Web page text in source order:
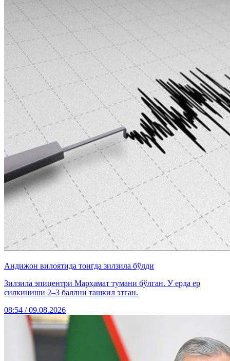
Андижон вилоятида тонгда зилзила бўлди
Зилзила эпицентри Марҳамат тумани бўлган. У ерда ер
силкиниши 2–3 баллни ташкил этган.
08:54 / 09.08.2026